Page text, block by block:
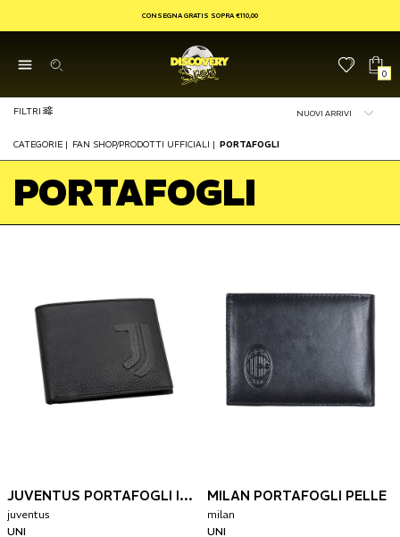
CONSEGNA GRATIS SOPRA €110,00
0
FILTRI
CATEGORIE | FAN SHOP/PRODOTTI UFFICIALI | PORTAFOGLI
PORTAFOGLI
JUVENTUS PORTAFOGLI IN PELLE
juventus
UNI
MILAN PORTAFOGLI PELLE
milan
UNI